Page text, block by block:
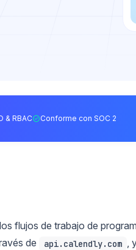
& RBAC Conforme con SOC 2
flujos de trabajo de
de
api.calendly.com